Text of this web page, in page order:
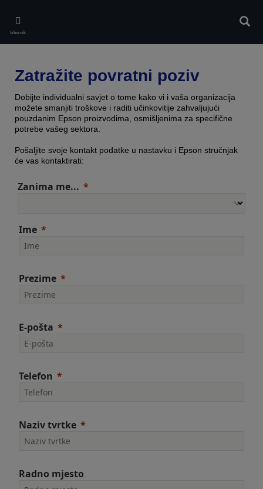
main
content
Izbornik
Zatražite povratni poziv
Dobijte individualni savjet o tome kako vi i vaša organizacija
možete smanjiti troškove i raditi učinkovitije zahvaljujući
pouzdanim Epson proizvodima, osmišljenima za specifične
potrebe vašeg sektora.
Pošaljite svoje kontakt podatke u nastavku i Epson stručnjak
će vas kontaktirati:
Zanima me...
Ime
Prezime
E-pošta
Telefon
Naziv tvrtke
Radno mjesto